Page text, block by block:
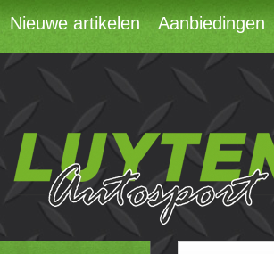
Nieuwe artikelen Aanbiedingen